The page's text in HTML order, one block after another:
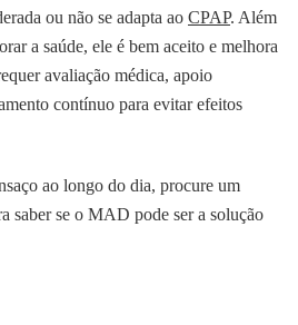
ou não se adapta ao CPAP. Além
a saúde, ele é bem aceito e melhora
avaliação médica, apoio
contínuo para evitar efeitos
ao longo do dia, procure um
saber se o MAD pode ser a solução